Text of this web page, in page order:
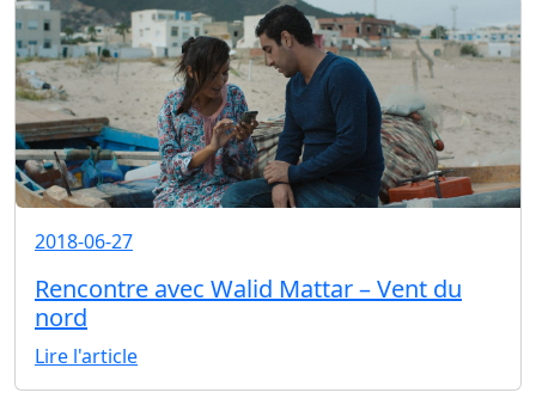
2018-06-27
Rencontre avec Walid Mattar – Vent du
nord
Lire l'article